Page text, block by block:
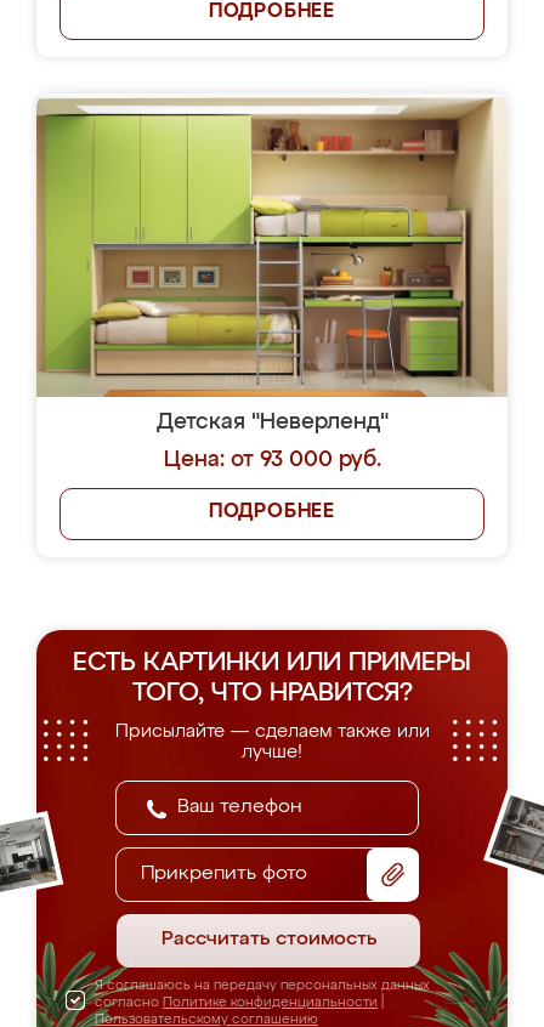
ПОДРОБНЕЕ
Детская "Неверленд"
Цена: от 93 000 руб.
ПОДРОБНЕЕ
ЕСТЬ КАРТИНКИ ИЛИ ПРИМЕРЫ
ТОГО, ЧТО НРАВИТСЯ?
Присылайте — сделаем также или
лучше!
Прикрепить фото
Рассчитать стоимость
Я соглашаюсь на передачу персональных данных
согласно Политике конфиденциальности
Пользовательскому соглашению